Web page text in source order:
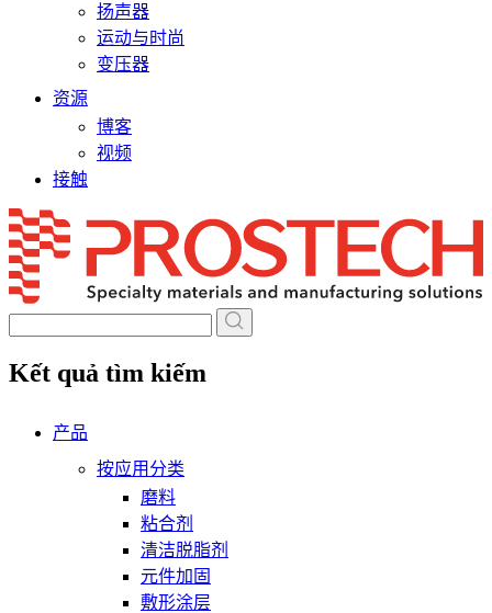
扬声器
运动与时尚
变压器
资源
博客
视频
接触
Skip
to
content
Kết quả tìm kiếm
产品
按应用分类
磨料
粘合剂
清洁脱脂剂
元件加固
敷形涂层